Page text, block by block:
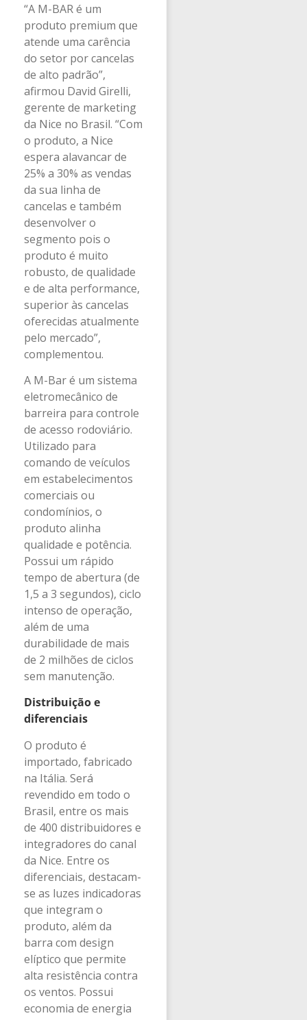
“A M-BAR é um
produto premium que
atende uma carência
do setor por cancelas
de alto padrão”,
afirmou David Girelli,
gerente de marketing
da Nice no Brasil. “Com
o produto, a Nice
espera alavancar de
25% a 30% as vendas
da sua linha de
cancelas e também
desenvolver o
segmento pois o
produto é muito
robusto, de qualidade
e de alta performance,
superior às cancelas
oferecidas atualmente
pelo mercado”,
complementou.
A M-Bar é um sistema
eletromecânico de
barreira para controle
de acesso rodoviário.
Utilizado para
comando de veículos
em estabelecimentos
comerciais ou
condomínios, o
produto alinha
qualidade e potência.
Possui um rápido
tempo de abertura (de
1,5 a 3 segundos), ciclo
intenso de operação,
além de uma
durabilidade de mais
de 2 milhões de ciclos
sem manutenção.
Distribuição e
diferenciais
O produto é
importado, fabricado
na Itália. Será
revendido em todo o
Brasil, entre os mais
de 400 distribuidores e
integradores do canal
da Nice. Entre os
diferenciais, destacam-
se as luzes indicadoras
que integram o
produto, além da
barra com design
elíptico que permite
alta resistência contra
os ventos. Possui
economia de energia